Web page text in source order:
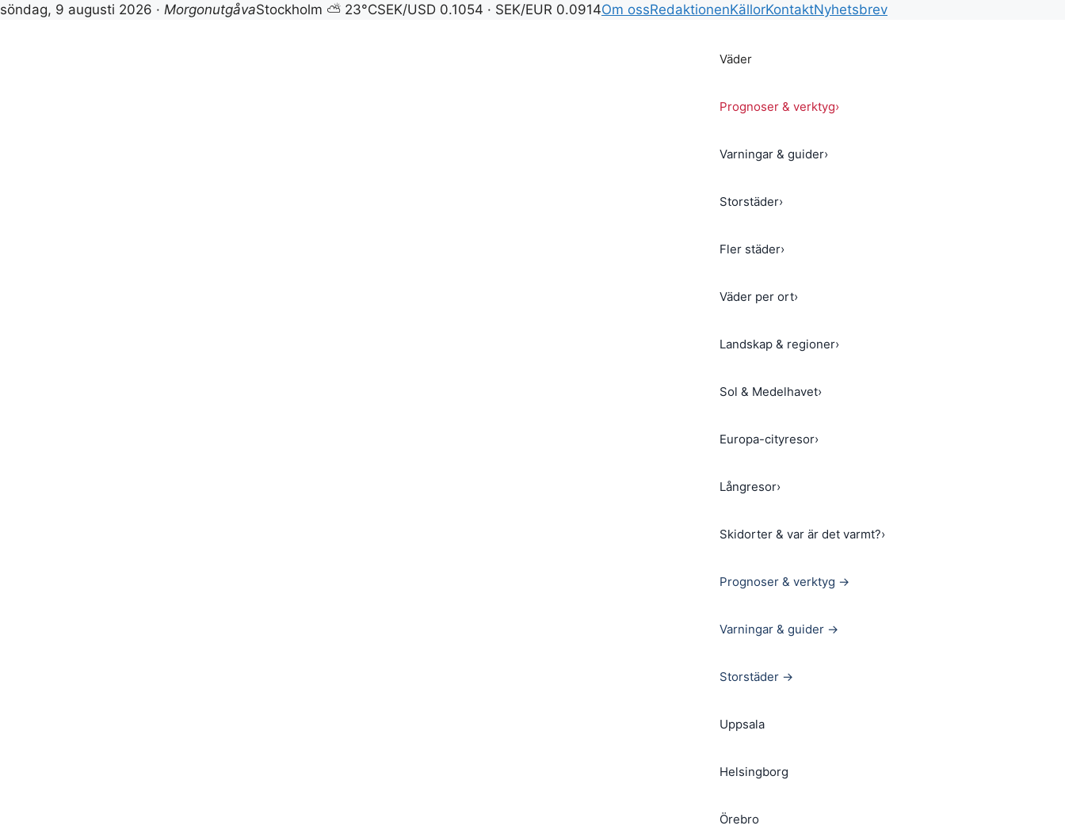
söndag, 9 augusti 2026 · MorgonutgåvaStockholm ⛅ 23°CSEK/USD 0.1054 · SEK/EUR 0.0914Om ossRedaktionenKällorKontaktNyhetsbrev
Väder
Prognoser & verktyg›
Varningar & guider›
Storstäder›
Fler städer›
Väder per ort›
Landskap & regioner›
Sol & Medelhavet›
Europa-cityresor›
Långresor›
Skidorter & var är det varmt?›
Prognoser & verktyg →
Varningar & guider →
Storstäder →
Uppsala
Helsingborg
Örebro